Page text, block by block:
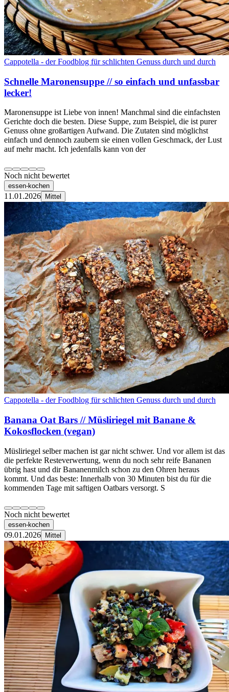
Cappotella - der Foodblog für schlichten Genuss durch und durch
Schnelle Maronensuppe // so einfach und unfassbar
lecker!
Maronensuppe ist Liebe von innen! Manchmal sind die einfachsten
Gerichte doch die besten. Diese Suppe, zum Beispiel, die ist purer
Genuss ohne großartigen Aufwand. Die Zutaten sind möglichst
einfach und dennoch zaubern sie einen vollen Geschmack, der Lust
auf mehr macht. Ich jedenfalls kann von der
Noch nicht bewertet
essen-kochen
11.01.2026 Mittel
Cappotella - der Foodblog für schlichten Genuss durch und durch
Banana Oat Bars // Müsliriegel mit Banane &
Kokosflocken (vegan)
Müsliriegel selber machen ist gar nicht schwer. Und vor allem ist das
die perfekte Resteverwertung, wenn du noch sehr reife Bananen
übrig hast und dir Bananenmilch schon zu den Ohren heraus
kommt. Und das beste: Innerhalb von 30 Minuten bist du für die
kommenden Tage mit saftigen Oatbars versorgt. S
Noch nicht bewertet
essen-kochen
09.01.2026 Mittel